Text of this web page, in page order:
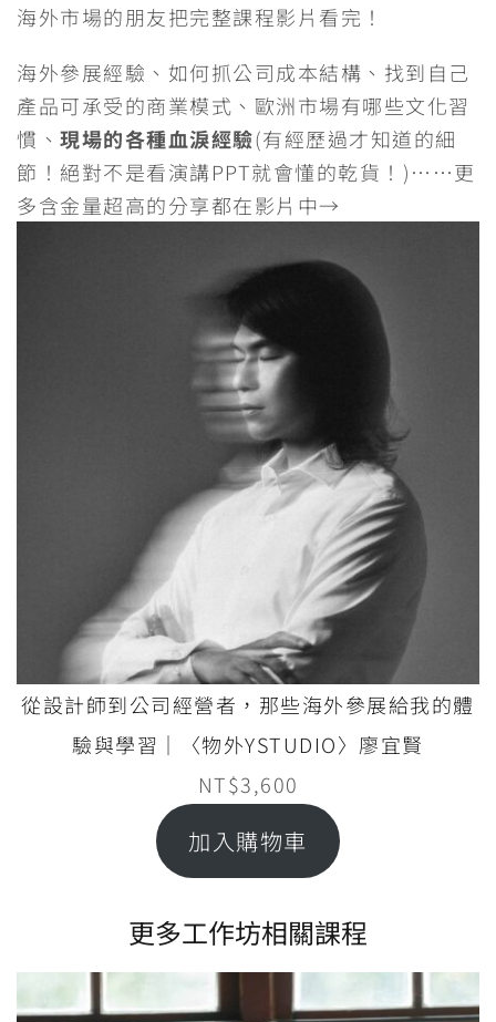
海外市場的朋友把完整課程影片看完！
海外參展經驗、如何抓公司成本結構、找到自己
產品可承受的商業模式、歐洲市場有哪些文化習
慣、 現場的各種血淚經驗(有經歷過才知道的細
節！絕對不是看演講PPT就會懂的乾貨！)……更
多含金量超高的分享都在影片中→
從設計師到公司經營者，那些海外參展給我的體
驗與學習｜〈物外YSTUDIO〉廖宜賢
NT$3,600
加入購物車
更多工作坊相關課程